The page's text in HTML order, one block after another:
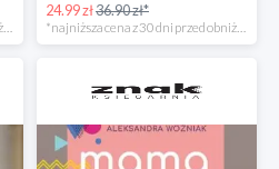
*najniższa cena z 30 dni przed obniżką
24.99 zł36.90 zł*
*najniższa cena z 30 dni przed obniżką